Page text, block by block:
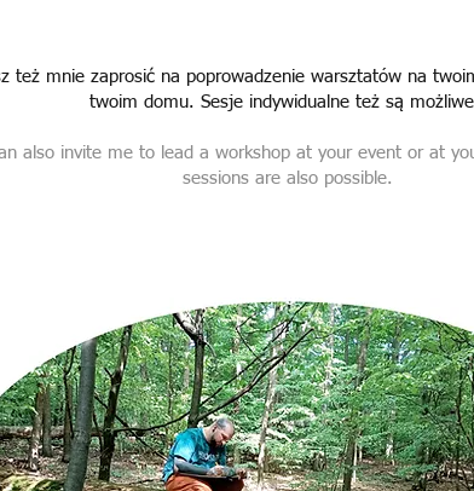
też mnie zaprosić na poprowadzenie warsztatów na
twoim domu. Sesje indywidualne też są
also invite me to lead a workshop at your event or at
sessions are also possible.